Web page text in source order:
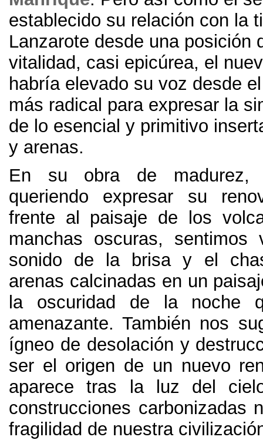
establecido su relación con la
Lanzarote desde una posición
vitalidad, casi epicúrea, el
habría elevado su voz desde
más radical para expresar la
de lo esencial y primitivo
y arenas.
En su obra de madurez,
queriendo expresar su
frente al paisaje de los
manchas oscuras, sentimos
sonido de la brisa y el
arenas calcinadas en un
la oscuridad de la noche
amenazante. También nos
ígneo de desolación y
ser el origen de un nuevo
aparece tras la luz del
construcciones carbonizadas
fragilidad de nuestra